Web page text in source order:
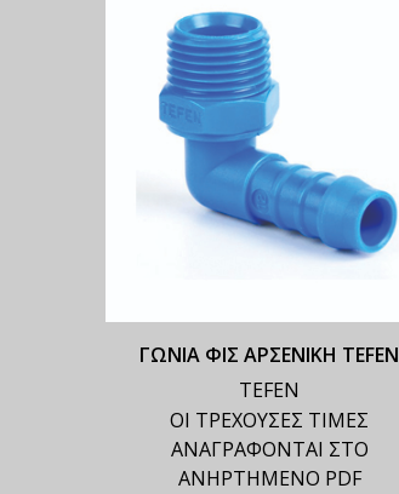
ΓΩΝΙΑ ΦΙΣ ΑΡΣΕΝΙΚΗ TEFEN
TEFEN
ΟΙ ΤΡΕΧΟΥΣΕΣ ΤΙΜΕΣ
ΑΝΑΓΡΑΦΟΝΤΑΙ ΣΤΟ
ΑΝΗΡΤΗΜΕΝΟ PDF